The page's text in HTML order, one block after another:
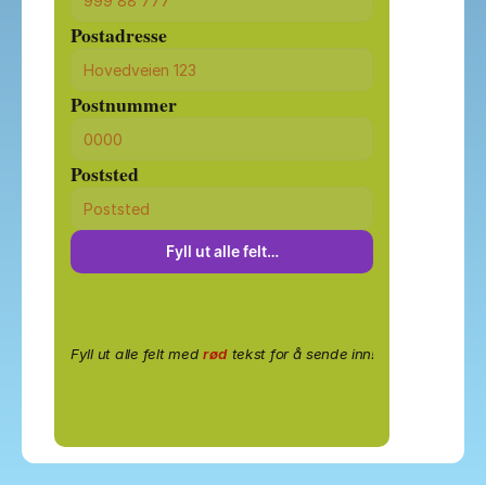
Postadresse
Postnummer
Poststed
Fyll ut alle felt…
Fyll ut alle felt med rødtekst for å sende inn!